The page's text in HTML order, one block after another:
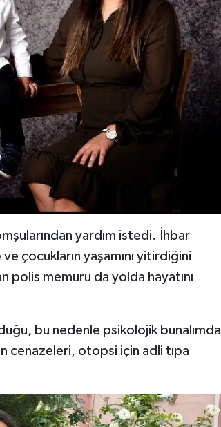
yardım istedi. İhbar
çocukların yaşamını yitirdiğini
polis memuru da yolda hayatını
bu nedenle psikolojik bunalımda
cenazeleri, otopsi için adli tıpa